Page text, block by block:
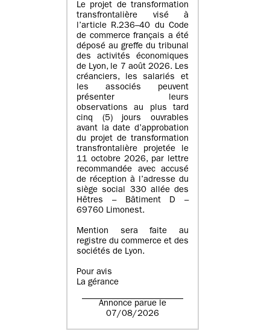
Le projet de transformation
transfrontalière visé à
l’article R.236–40 du Code
de commerce français a été
déposé au greffe du tribunal
des activités économiques
de Lyon, le 7 août 2026. Les
créanciers, les salariés et
les associés peuvent
présenter leurs
observations au plus tard
cinq (5) jours ouvrables
avant la date d’approbation
du projet de transformation
transfrontalière projetée le
11 octobre 2026, par lettre
recommandée avec accusé
de réception à l’adresse du
siège social 330 allée des
Hêtres – Bâtiment D –
69760 Limonest.
Mention sera faite au
registre du commerce et des
sociétés de Lyon.
Pour avis
La gérance
Annonce parue le
07/08/2026